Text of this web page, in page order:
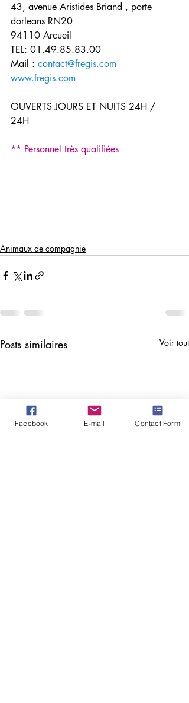
43, avenue Aristides Briand , porte
dorleans RN20
94110 Arcueil
TEL: 01.49.85.83.00
Mail : contact@fregis.com
www.fregis.com
OUVERTS JOURS ET NUITS 24H /
24H
** Personnel très qualifiées
Animaux de compagnie
Posts similaires Voir tout
Facebook E-mail Contact Form